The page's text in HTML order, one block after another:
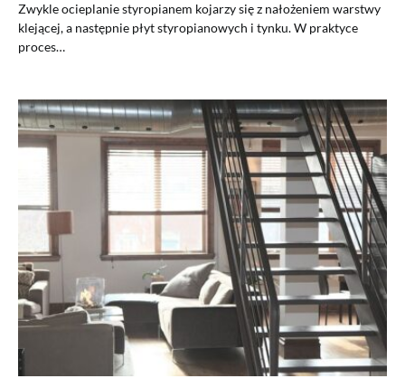
Zwykle ocieplanie styropianem kojarzy się z nałożeniem warstwy
klejącej, a następnie płyt styropianowych i tynku. W praktyce
proces…